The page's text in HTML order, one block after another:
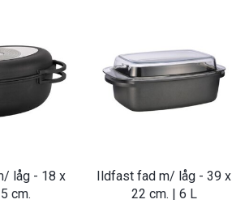
låg - 18 x
cm.
Ildfast fad m/ låg - 39 x
22 cm. | 6 L